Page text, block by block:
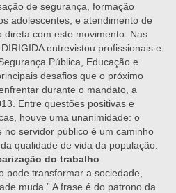
de segurança, formação
adolescentes, e atendimento de
direta com este movimento. Nas
entrevistou profissionais e
Pública, Educação e
desafios que o próximo
durante o mandato, a
Entre questões positivas e
houve uma unanimidade: o
no servidor público é um caminho
qualidade de vida da população.
do trabalho
pode transformar a sociedade,
muda.” A frase é do patrono da